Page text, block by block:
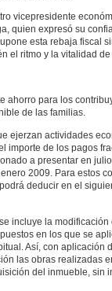
vicepresidente
quien expresó su
esta rebaja fiscal
el ritmo y la vitalidad
ahorro para los
de las familias.
ejerzan actividades
importe de los pagos
a presentar en
2009. Para estos
deducir en el
incluye la
en los que se
Así, con aplicación
las obras realizadas
del inmueble, sin